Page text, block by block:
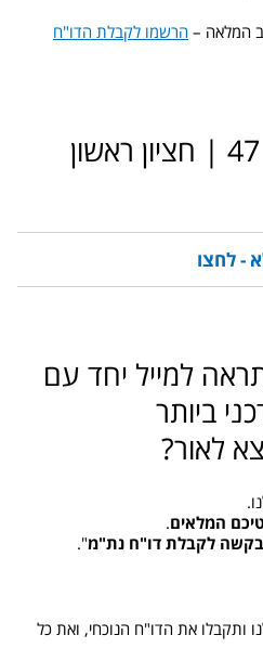
המלאה – הרשמו לקבלת הדו"ח
דו"ח Natam מס' 47 | חציון ראשון
- לחצו
למייל יחד עם
לאור?
המלאים.
בקשה לקבלת דו"ח נת"מ".
ותקבלו את הדו"ח הנוכחי, ואת כל